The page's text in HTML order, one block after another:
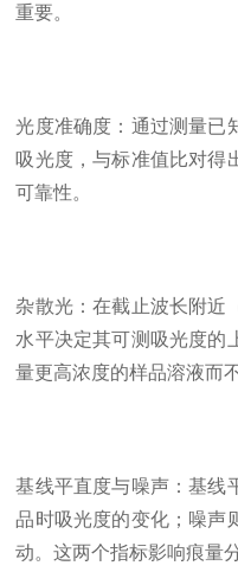
重要。
光度准确度：通过测量已
吸光度，与标准值比对得
可靠性。
杂散光：在截止波长附近
水平决定其可测吸光度的
量更高浓度的样品溶液而
基线平直度与噪声：基线
品时吸光度的变化；噪声
动。这两个指标影响痕量